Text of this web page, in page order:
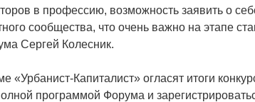
в профессию, возможность заявить о
сообщества, что очень важно на этапе
Сергей Колесник.
«Урбанист-Капиталист» огласят итоги
программой Форума и